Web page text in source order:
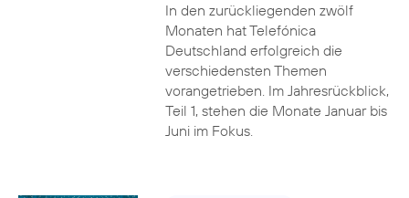
In den zurückliegenden zwölf
Monaten hat Telefónica
Deutschland erfolgreich die
verschiedensten Themen
vorangetrieben. Im Jahresrückblick,
Teil 1, stehen die Monate Januar bis
Juni im Fokus.